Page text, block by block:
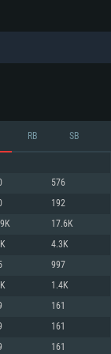
recente
suportado)
de 64bit
RB SB
576
192
17.6K
4.3K
997
1.4K
161
161
161